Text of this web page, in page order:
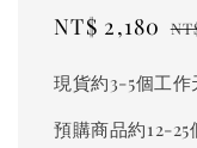
Sale
NT$ 2,180
現貨約3-5個工作
預購商品約12-